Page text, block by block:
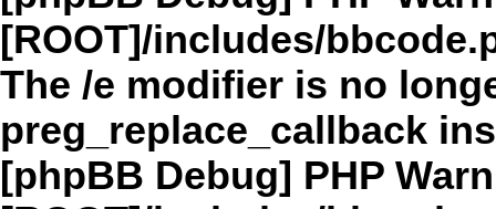
[ROOT]/includes/
The /e modifier is no
preg_replace_callback
[phpBB Debug] PHP